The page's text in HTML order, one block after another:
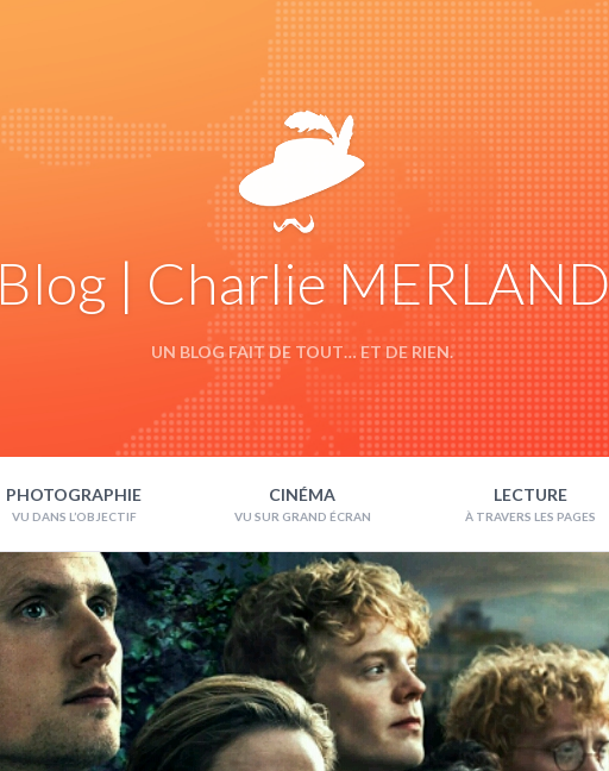
Blog | Charlie MERLAND
UN BLOG FAIT DE TOUT… ET DE RIEN.
PHOTOGRAPHIE CINÉMA LECTURE